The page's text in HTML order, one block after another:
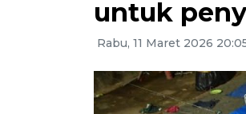
untuk
Rabu, 11 Maret 2026